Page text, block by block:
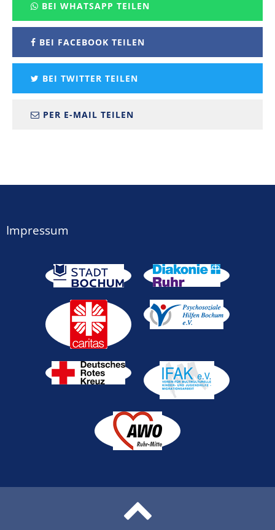
BEI WHATSAPP TEILEN
BEI FACEBOOK TEILEN
BEI TWITTER TEILEN
PER E-MAIL TEILEN
Impressum